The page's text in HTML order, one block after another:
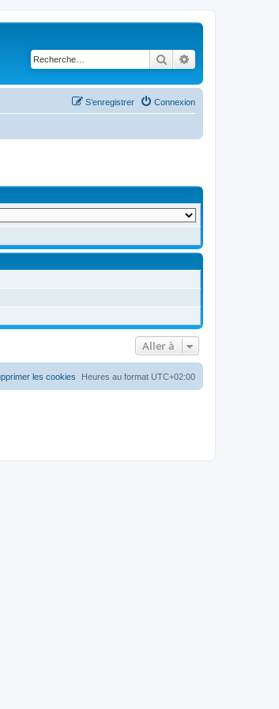
Rechercher
Connexion
S’enregistrer
Aller à
Heures au format UTC+02:00
les cookies